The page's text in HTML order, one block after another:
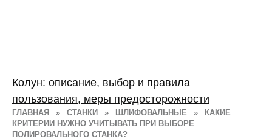
ГЛАВНАЯ » СТАНКИ » ШЛИФОВАЛЬНЫЕ »
КАКИЕ
КРИТЕРИИ НУЖНО УЧИТЫВАТЬ ПРИ ВЫБОРЕ
ПОЛИРОВАЛЬНОГО СТАНКА?
Колун: описание, выбор и правила
пользования, меры предосторожности